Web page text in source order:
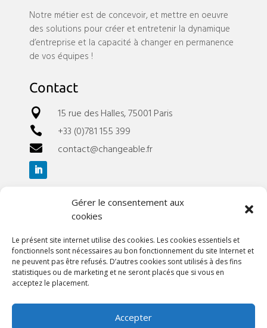
Gérer le consentement aux
cookies
Le présent site internet utilise des cookies. Les cookies essentiels et
fonctionnels sont nécessaires au bon fonctionnement du site Internet et
ne peuvent pas être refusés. D’autres cookies sont utilisés à des fins
statistiques ou de marketing et ne seront placés que si vous en
acceptez le placement.
Accepter
Notre métier est de concevoir, et mettre en oeuvre
des solutions pour créer et entretenir la dynamique
d’entreprise et la capacité à changer en permanence
de vos équipes !
Contact
 15 rue des Halles, 75001 Paris
 +33 (0)781 155 399
 contact@changeable.fr
Liens utiles
Références
Nos webinaires
Nos événements
Blog
Contact